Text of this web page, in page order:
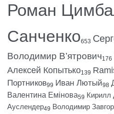
Роман
Санченко653
Володимир В’ятрович176
Алексей Копытько139
Портников99 Иван Лютый98
Валентина Емінова59 Кирилл
Ауслендер49 Володимир